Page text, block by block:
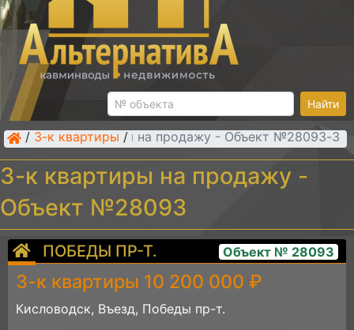
Найти
/ 3-к квартиры / 3-к квартиры на продажу - Объект №28093
3-к квартиры на продажу -
Объект №28093
ПОБЕДЫ ПР-Т. Объект № 28093
3-к квартиры 10 200 000 ₽
Кисловодск, Въезд, Победы пр-т.